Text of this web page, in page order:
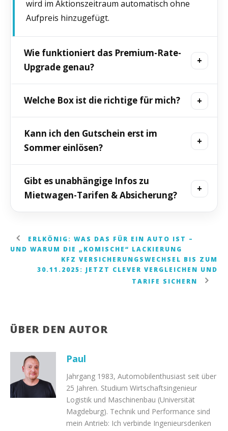
wird im Aktionszeitraum automatisch ohne
Aufpreis hinzugefügt.
Wie funktioniert das Premium-Rate-
Upgrade genau?
Du buchst die Standard Rate für +99 € und
vermerkst im Kommentarfeld „Black Ride Day
die Premium Rate hoch (u. a. 50 % Storno, 1
Zusatzfahrer, reduzierte SB 3.500 €).
Welche Box ist die richtige für mich?
„Starter“ bietet den günstigsten Einstieg,
„Medium“ ist der Sweetspot, „Professional“ und
Wunschmodell und der gewünschte
Überraschungsfaktor.
Kann ich den Gutschein erst im
Sommer einlösen?
Ja. Genau dafür ist der Gutschein-Deal ideal:
Jetzt sichern, später fahren – mit Deluxe-Box
Gibt es unabhängige Infos zu
Mietwagen-Tarifen & Absicherung?
Mietwagen-Vergleich mit Erläuterungen zu
Leistungen und Versicherungen.
Zum ADAC-Mietwagenvergleich
ERLKÖNIG: WAS DAS FÜR EIN AUTO IST –
UND WARUM DIE „KOMISCHE“ LACKIERUNG
KFZ VERSICHERUNGSWECHSEL BIS ZUM
30.11.2025: JETZT CLEVER VERGLEICHEN UND
TARIFE SICHERN
ÜBER DEN AUTOR
Paul
Jahrgang 1983, Automobilenthusiast seit über
25 Jahren. Studium Wirtschaftsingenieur
Logistik und Maschinenbau (Universität
Magdeburg). Technik und Performance sind
mein Antrieb: Ich verbinde Ingenieursdenken